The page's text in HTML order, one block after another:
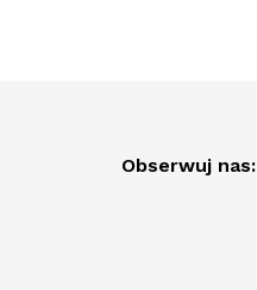
Obserwuj nas: